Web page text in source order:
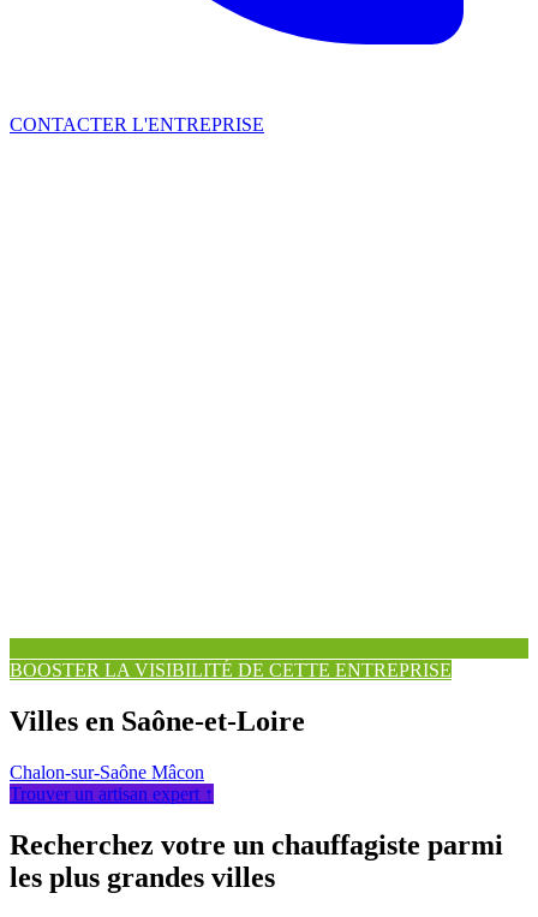
CONTACTER L'ENTREPRISE
BOOSTER LA VISIBILITÉ DE CETTE ENTREPRISE
Villes en Saône-et-Loire
Chalon-sur-Saône Mâcon
Trouver un artisan expert ↑
Recherchez votre un chauffagiste parmi
les plus grandes villes